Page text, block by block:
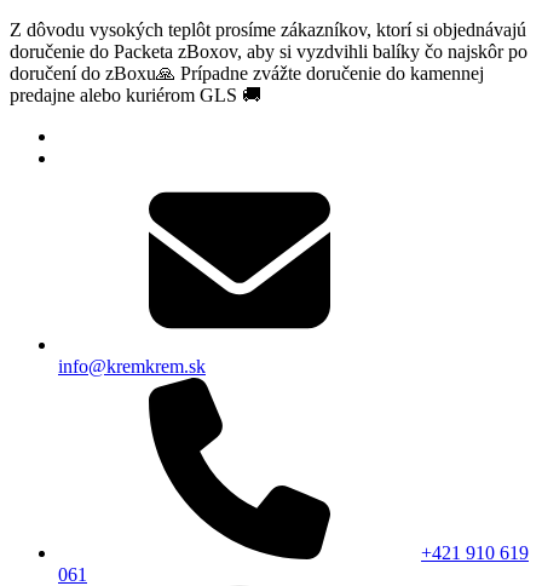
Z dôvodu vysokých teplôt prosíme zákazníkov, ktorí si objednávajú
doručenie do Packeta zBoxov, aby si vyzdvihli balíky čo najskôr po
doručení do zBoxu🙏 Prípadne zvážte doručenie do kamennej
predajne alebo kuriérom GLS 🚚
info@kremkrem.sk
+421 910 619
061